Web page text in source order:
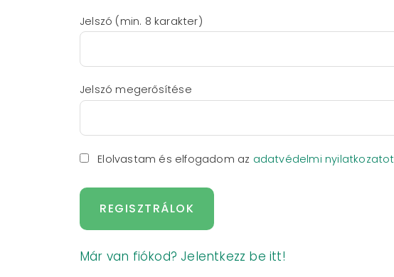
Jelszó (min. 8 karakter)
Jelszó megerősítése
Elolvastam és elfogadom az adatvédelmi nyilatkozatot
REGISZTRÁLOK
Már van fiókod? Jelentkezz be itt!